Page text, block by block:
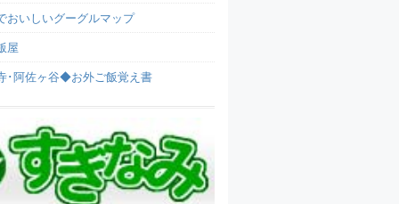
おいしいグーグルマップ
屋
･阿佐ヶ谷◆お外ご飯覚え書